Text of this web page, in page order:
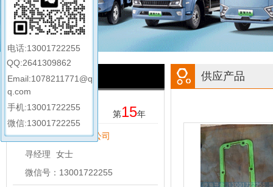
企业档案
钻石会员 第15年
济南寻金贸易有限公司
寻经理
女士
微信号：13001722255
供应产品
电话:13001722255
QQ:2641309862
Email:1078211771@q
q.com
手机:13001722255
微信:13001722255